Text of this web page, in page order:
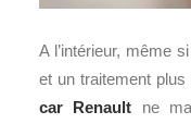
A l’intérieur, même
et un traitement
car Renault ne